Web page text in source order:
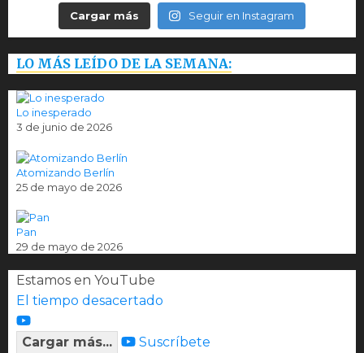
Cargar más Seguir en Instagram
LO MÁS LEÍDO DE LA SEMANA:
Lo inesperado
3 de junio de 2026
Atomizando Berlín
25 de mayo de 2026
Pan
29 de mayo de 2026
Estamos en YouTube
El tiempo desacertado
Cargar más... Suscríbete